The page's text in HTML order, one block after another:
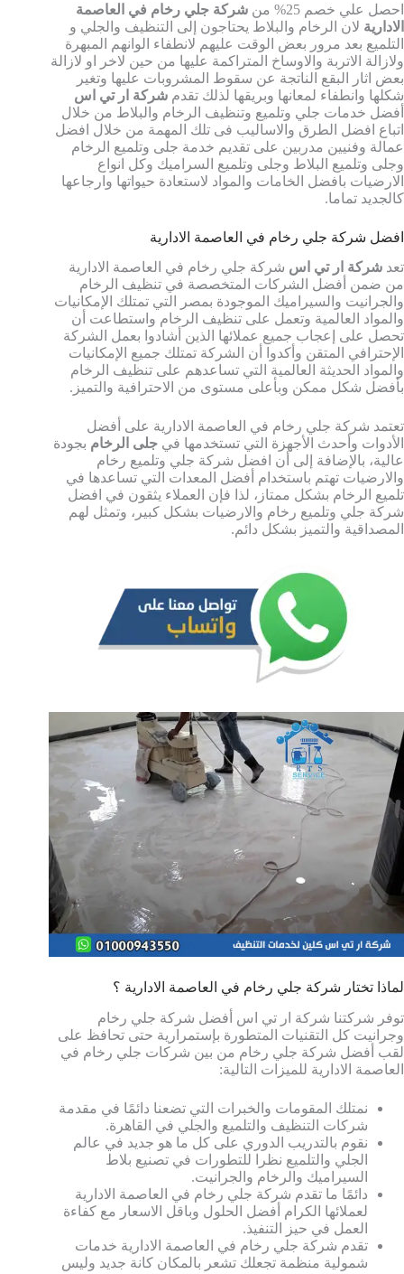
احصل علي خصم 25% من
شركة جلي رخام في العاصمة
الادارية لان الرخام والبلاط يحتاجون إلى التنظيف والجلي و
التلميع بعد مرور بعض الوقت عليهم لانطفاء الوانهم المبهرة
ولازالة الاتربة والاوساخ المتراكمة عليها من حين لاخر او لازالة
بعض اثار البقع الناتجة عن سقوط المشروبات عليها وتغير
شكلها وانطفاء لمعانها وبريقها لذلك تقدم شركة ار تي اس
أفضل خدمات جلي وتلميع وتنظيف الرخام والبلاط من خلال
اتباع افضل الطرق والاساليب فى تلك المهمة من خلال افضل
عمالة وفنيين مدربين على تقديم خدمة جلى وتلميع الرخام
وجلى وتلميع البلاط وجلى وتلميع السراميك وكل انواع
الارضيات بافضل الخامات والمواد لاستعادة حيواتها وارجاعها
كالجديد تماما.
افضل شركة جلي رخام في العاصمة الادارية
تعد شركة ار تي اس شركة جلي رخام في العاصمة الادارية
من ضمن أفضل الشركات المتخصصة في تنظيف الرخام
والجرانيت والسيراميك الموجودة بمصر التي تمتلك الإمكانيات
والمواد العالمية وتعمل على تنظيف الرخام واستطاعت أن
تحصل على إعجاب جميع عملائها الذين أشادوا بعمل الشركة
الإحترافي المتقن وأكدوا أن الشركة تمتلك جميع الإمكانيات
والمواد الحديثة العالمية التي تساعدهم على تنظيف الرخام
بأفضل شكل ممكن وبأعلى مستوى من الاحترافية والتميز.
تعتمد شركة جلي رخام في العاصمة الادارية على أفضل
الأدوات وأحدث الأجهزة التي تستخدمها في جلى الرخام بجودة
عالية، بالإضافة إلى أن افضل شركة جلي وتلميع رخام
والارضيات تهتم باستخدام أفضل المعدات التي تساعدها في
تلميع الرخام بشكل ممتاز، لذا فإن العملاء يثقون في افضل
شركة جلي وتلميع رخام والارضيات بشكل كبير، وتمثل لهم
المصداقية والتميز بشكل دائم.
لماذا تختار شركة جلي رخام في العاصمة الادارية ؟
توفر شركتنا شركة ار تي اس أفضل شركة جلي رخام
وجرانيت كل التقنيات المتطورة بإستمرارية حتى تحافظ على
لقب أفضل شركة جلي رخام من بين شركات جلي رخام في
العاصمة الادارية للميزات التالية:
نمتلك المقومات والخبرات التي تضعنا دائمًا في مقدمة
شركات التنظيف والتلميع والجلي في القاهرة.
نقوم بالتدريب الدوري على كل ما هو جديد في عالم
الجلي والتلميع نظرا للتطورات في تصنيع بلاط
السيراميك والرخام والجرانيت.
دائمًا ما تقدم شركة جلي رخام في العاصمة الادارية
لعملائها الكرام أفضل الحلول وباقل الاسعار مع كفاءة
العمل في حيز التنفيذ.
تقدم شركة جلي رخام في العاصمة الادارية خدمات
شمولية منظمة تجعلك تشعر بالمكان كانة جديد وليس